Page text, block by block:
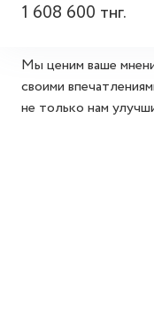
1 608 600 тнг.
Мы ценим ваше
своими
не только нам
покупателям